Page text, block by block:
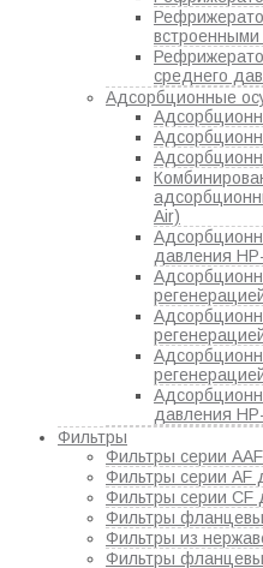
среднего
Адсорбционные
Air)
давления
давления
Фильтры
Фильтры серии
Фильтры серии AF
Фильтры серии CF
Фильтры
Фильтры из
Фильтры